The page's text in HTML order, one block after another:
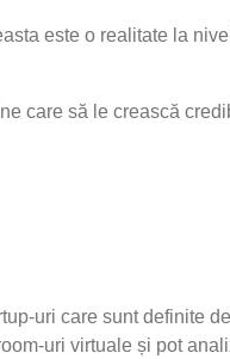
este o realitate la
care să le crească
uri care sunt definite
uri virtuale și pot